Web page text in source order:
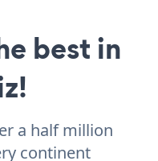
best in
a half million
continent